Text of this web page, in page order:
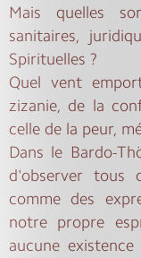
Mais quelles
sanitaires,
Spirituelles ?
Quel vent
zizanie, de la
celle de la peur,
Dans le Bardo-
d'observer tous
comme des
notre propre
aucune